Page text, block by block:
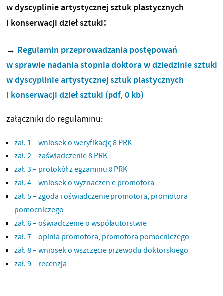
w dyscyplinie artystycznej sztuk plastycznych
i konserwacji dzieł sztuki:
→ Regulamin przeprowadzania postępowań
w sprawie nadania stopnia doktora w dziedzinie sztuki
w dyscyplinie artystycznej sztuk plastycznych
i konserwacji dzieł sztuki (pdf, 0 kb)
załączniki do regulaminu:
zał. 1 – wniosek o weryfikację 8 PRK
zał. 2 – zaświadczenie 8 PRK
zał. 3 – protokół z egzaminu 8 PRK
zał. 4 – wniosek o wyznaczenie promotora
zał. 5 – zgoda i oświadczenie promotora, promotora
pomocniczego
zał. 6 – oświadczenie o współautorstwie
zał. 7 – opinia promotora, promotora pomocniczego
zał. 8 – wniosek o wszczęcie przewodu doktorskiego
zał. 9 – recenzja